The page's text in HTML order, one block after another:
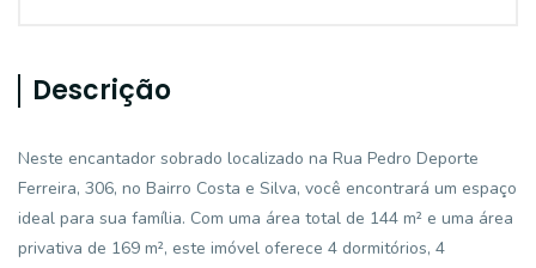
Descrição
Neste encantador sobrado localizado na Rua Pedro Deporte
Ferreira, 306, no Bairro Costa e Silva, você encontrará um espaço
ideal para sua família. Com uma área total de 144 m² e uma área
privativa de 169 m², este imóvel oferece 4 dormitórios, 4